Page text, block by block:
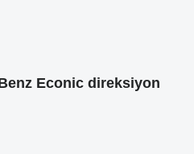
Econic direksiyon